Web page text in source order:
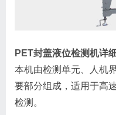
PET封盖液位检测机详
本机由检测单元、人机
要部分组成，适用于高
检测。